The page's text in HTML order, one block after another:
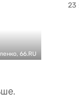
66.RU
23